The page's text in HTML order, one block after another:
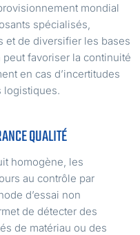
mondial
spécialisés,
et de diversifier les bases
favoriser la continuité
en cas d’incertitudes
logistiques.
QUALITÉ
homogène, les
au contrôle par
d’essai non
de détecter des
de matériau ou des